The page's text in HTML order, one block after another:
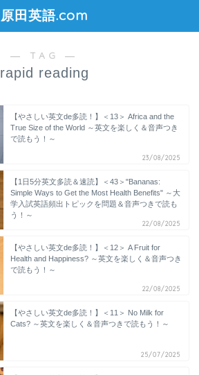
原田英語.com
― TAG ―
rapid reading
【やさしい英文de多読！】＜13＞ Africa and the
True Size of the World ～英文を楽しく＆音声つき
で読もう！～
23/08/2025
【1日5分英文多読＆速読】＜43＞"Bananas:
Simple Ways to Get the Most Health Benefits" ～大
学入試英語頻出トピックを問題＆音声つきで読も
う！～
22/08/2025
【やさしい英文de多読！】＜12＞ A Fruit for
Health and Happiness? ～英文を楽しく＆音声つき
で読もう！～
22/08/2025
【やさしい英文de多読！】＜11＞ No Milk for
Cats? ～英文を楽しく＆音声つきで読もう！～
25/07/2025